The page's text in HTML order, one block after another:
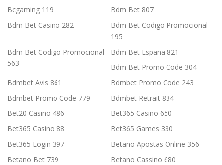
Bcgaming 119
Bdm Bet 807
Bdm Bet Casino 282
Bdm Bet Codigo Promocional
195
Bdm Bet Codigo Promocional
563
Bdm Bet Espana 821
Bdm Bet Promo Code 304
Bdmbet Avis 861
Bdmbet Promo Code 243
Bdmbet Promo Code 779
Bdmbet Retrait 834
Bet20 Casino 486
Bet365 Casino 650
Bet365 Casino 88
Bet365 Games 330
Bet365 Login 397
Betano Apostas Online 356
Betano Bet 739
Betano Cassino 680